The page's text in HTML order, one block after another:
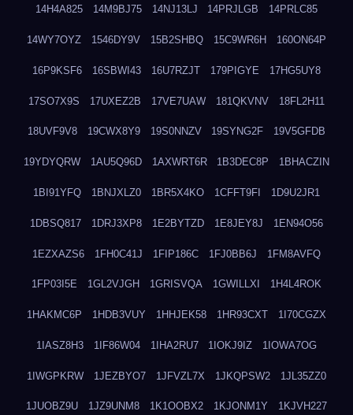
14H4A825 14M9BJ75 14NJ13LJ 14PRJLGB 14PRLC85
14WY7OYZ 1546DY9V 15B2SHBQ 15C9WR6H 160ON64P
16P9KSF6 16SBWI43 16U7RZJT 179PIGYE 17HG5UY8
17SO7X9S 17UXEZ2B 17VE7UAW 181QKVNV 18FL2H11
18UVF9V8 19CWX8Y9 19S0NNZV 19SYNG2F 19V5GFDB
19YDYQRW 1AU5Q96D 1AXWRT6R 1B3DEC8P 1BHACZIN
1BI91YFQ 1BNJXLZ0 1BR5X4KO 1CFFT9FI 1D9U2JR1
1DBSQ817 1DRJ3XP8 1E2BYTZD 1E8JEY8J 1EN94O56
1EZXAZS6 1FH0C41J 1FIP186C 1FJ0BB6J 1FM8AVFQ
1FP03I5E 1GL2VJGH 1GRISVQA 1GWILLXI 1H4L4ROK
1HAKMC6P 1HDB3VUY 1HHJEK58 1HR93CXT 1I70CGZX
1IASZ8H3 1IF86W04 1IHA2RU7 1IOKJ9IZ 1IOWA7OG
1IWGPKRW 1JEZBYO7 1JFVZL7X 1JKQPSW2 1JL35ZZ0
1JUOBZ9U 1JZ9UNM8 1K1OOBX2 1KJONM1Y 1KJVH227